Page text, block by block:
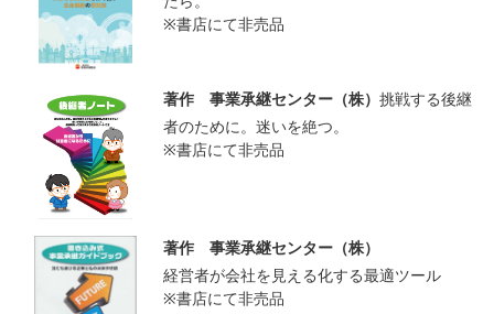
※書店にて非売品
著作 事業承継センター（株） 挑戦する後継
者のために。迷いを絶つ。
※書店にて非売品
著作 事業承継センター（株）
経営者が会社を見える化する最適ツール
※書店にて非売品